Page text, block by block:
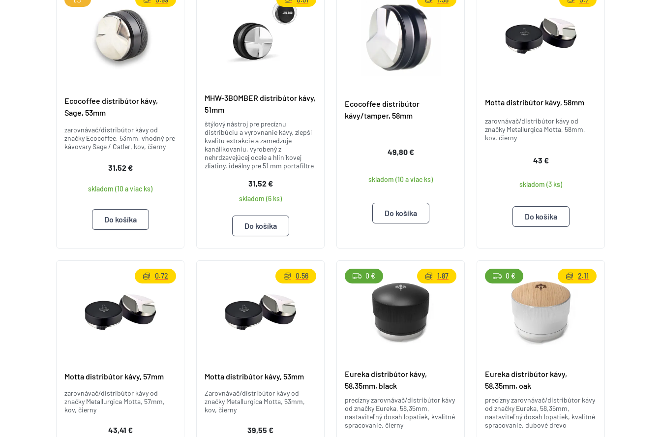
Ecocoffee distribútor kávy,
Sage, 53mm
zarovnávač/distribútor kávy od
značky Ecocoffee, 53mm, vhodný pre
kávovary Sage / Catler, kov, čierny
31,52 €
skladom (10 a viac ks)
MHW-3BOMBER distribútor kávy,
51mm
štýlový nástroj pre precíznu
distribúciu a vyrovnanie kávy, zlepší
kvalitu extrakcie a zamedzuje
kanálikovaniu, vyrobený z
nehrdzavejúcej ocele a hliníkovej
zliatiny, ideálny pre 51 mm portafiltre
31,52 €
skladom (6 ks)
Ecocoffee distribútor
kávy/tamper, 58mm
49,80 €
skladom (10 a viac ks)
Motta distribútor kávy, 58mm
zarovnávač/distribútor kávy od
značky Metallurgica Motta, 58mm,
kov, čierny
43 €
skladom (3 ks)
Motta distribútor kávy, 57mm
zarovnávač/distribútor kávy od
značky Metallurgica Motta, 57mm,
kov, čierny
43,41 €
0.72
Motta distribútor kávy, 53mm
Zarovnávač/distribútor kávy od
značky Metallurgica Motta, 53mm,
kov, čierny
39,55 €
0.56
Eureka distribútor kávy,
58,35mm, black
precízny zarovnávač/distribútor kávy
od značky Eureka, 58,35mm,
nastaviteľný dosah lopatiek, kvalitné
spracovanie, čierny
0 € 1.87
Eureka distribútor kávy,
58,35mm, oak
precízny zarovnávač/distribútor kávy
od značky Eureka, 58,35mm,
nastaviteľný dosah lopatiek, kvalitné
spracovanie, dubové drevo
0 € 2.11